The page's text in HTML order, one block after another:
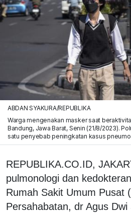
ABDAN SYAKURA/REPUBLIKA
Warga mengenakan masker saat
Bandung, Jawa Barat, Senin (21/8/2023).
satu penyebab peningkatan kasus
REPUBLIKA.CO.ID,
pulmonologi dan
Rumah Sakit Umum Pusat
Persahabatan, dr Agus Dwi